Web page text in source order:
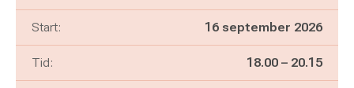
Start: 16 september 2026
Tid: Pågår mellan
18.00 – och
20.15